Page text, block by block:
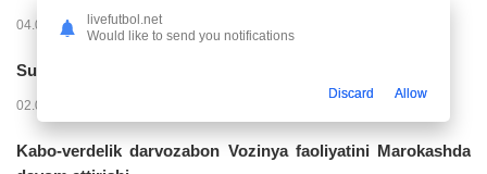
04.08.2026 02:11 14247
Superliga. “Buxoro” - “Lokomotiv”...
02.08.2026 03:08
Kabo-verdelik darvozabon Vozinya faoliyatini Marokashda
livefutbol.net
Would like to send you notifications
Discard Allow